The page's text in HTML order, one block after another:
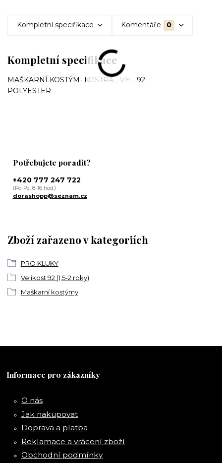
Kompletní specifikace Komentáře 0
Kompletní specifikace
MAŠKARNÍ KOSTÝM- KOSTRA... VEL-92
POLYESTER
Zboží zařazeno v kategoriích
PRO KLUKY
Velikost 92 (1,5-2 roky)
Maškarní kostýmy
Potřebujete poradit?
+420 777 247 722
(Po-Pá, 8-16 hod.)
dorashopp@seznam.cz
Informace pro zákazníky
O nás
Jak nakupovat
Doprava a platba
Reklamace a vrácení zboží
Obchodní podmínky